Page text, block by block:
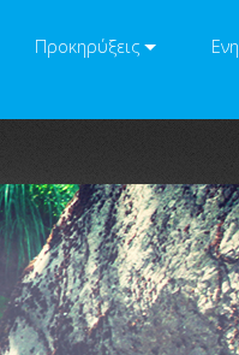
Προκηρύξεις